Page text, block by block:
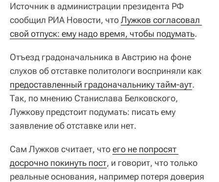
Источник в администрации президента РФ
сообщил РИА Новости, чтоЛужков согласовал
свой отпуск: ему надо время, чтобы подумать.
Отъезд градоначальника в Австрию на фоне
слухов об отставке политологи восприняли как
предоставленный градоначальнику тайм-аут.
Так, по мнению Станислава Белковского,
Лужкову предстоит подумать: писать ему
заявление об отставке или нет.
Сам Лужков считает, чтоего не попросят
досрочно покинуть пост, и говорит, что только
реальные основания, например потеря доверия